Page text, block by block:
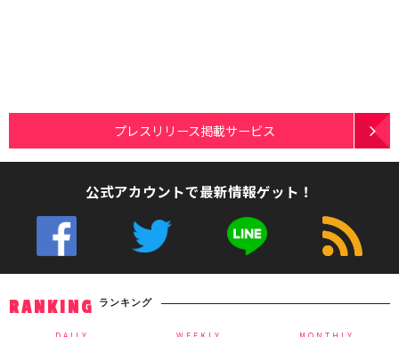
プレスリリース掲載サービス
公式アカウントで最新情報ゲット！
RANKING ランキング